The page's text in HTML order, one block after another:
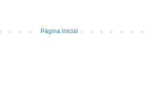
Página inicial